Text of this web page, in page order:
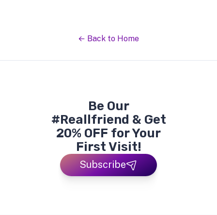
← Back to Home
Be Our
#Reallfriend & Get
20% OFF for Your
First Visit!
Subscribe